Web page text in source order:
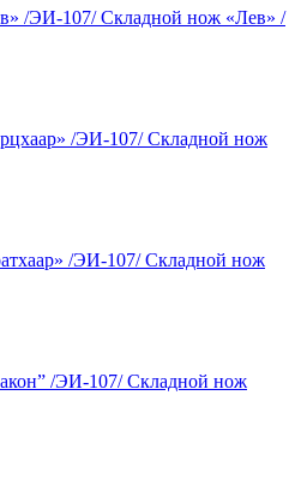
Складной нож «Лев» /
Складной нож
Складной нож
Складной нож